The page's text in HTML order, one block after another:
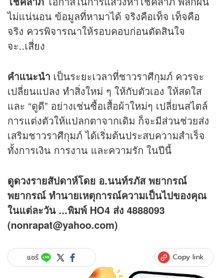
ไม่แน่นอน ข้อมูลที่หามาได้ จริงคือเท็จ เท็จคือ
จริง ควรพิจารณาให้รอบคอบก่อนตัดสินใจ
จะ..เสี่ยง
คำแนะนำ เป็นระยะเวลาที่ชาวราศีกุมภ์ ควรจะ
เปลี่ยนแปลง ทำสิ่งใหม่ ๆ ให้กับตัวเอง ให้สดใส
และ “ดูดี” อย่างเช่นซื้อเสื้อผ้าใหม่ๆ เปลี่ยนสไตล์
การแต่งตัวให้แปลกตาจากเดิม ก็จะมีส่วนช่วยส่ง
เสริมชาวราศีกุมภ์ ได้เริ่มต้นประสบความสำเร็จ
ทั้งการเงิน การงาน และความรัก ในปีนี้
ดูดวงรายสัปดาห์โดย อ.นนท์รภัส พยากรณ์
พยากรณ์ ทำนายเหตุการณ์ความเป็นไปของคุณ
ในแต่ละวัน ...พิมพ์ HO4 ส่ง 4888093
(nonrapat@yahoo.com)
แชร์ Copy link